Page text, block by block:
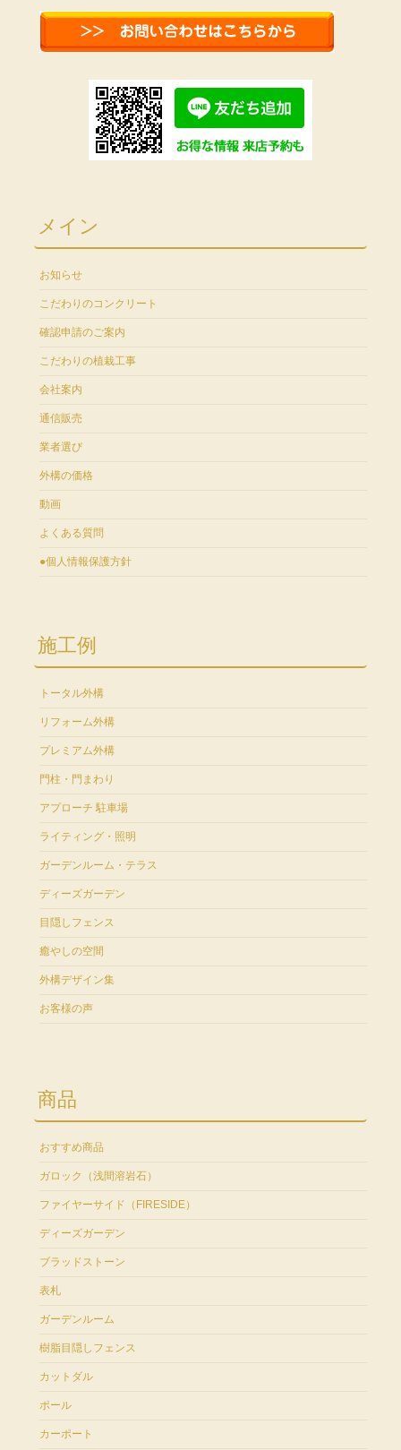
メイン
お知らせ
こだわりのコンクリート
確認申請のご案内
こだわりの植栽工事
会社案内
通信販売
業者選び
外構の価格
動画
よくある質問
●個人情報保護方針
施工例
トータル外構
リフォーム外構
プレミアム外構
門柱・門まわり
アプローチ 駐車場
ライティング・照明
ガーデンルーム・テラス
ディーズガーデン
目隠しフェンス
癒やしの空間
外構デザイン集
お客様の声
商品
おすすめ商品
ガロック（浅間溶岩石）
ファイヤーサイド（FIRESIDE）
ディーズガーデン
ブラッドストーン
表札
ガーデンルーム
樹脂目隠しフェンス
カットダル
ポール
カーポート